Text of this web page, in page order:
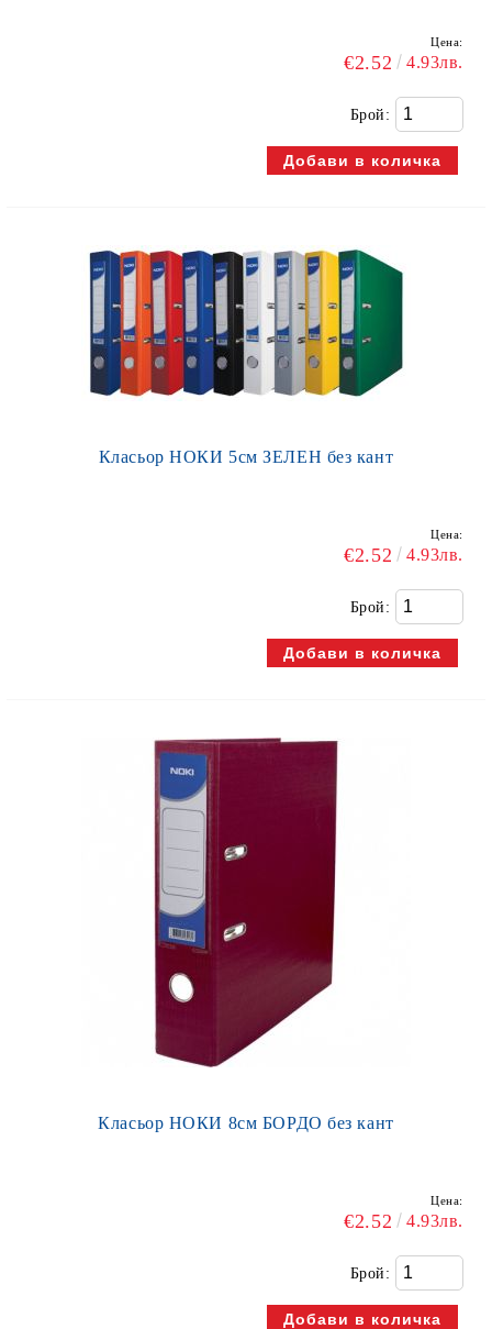
Цена:
€2.52 4.93лв.
Брой:
Класьор НОКИ 5см ЗЕЛЕН без кант
Цена:
€2.52 4.93лв.
Брой:
Класьор НОКИ 8см БОРДО без кант
Цена:
€2.52 4.93лв.
Брой: